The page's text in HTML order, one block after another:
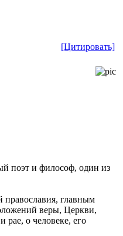
[Цитировать]
поэт и философ, один из
православия, главным
веры, Церкви,
рае, о человеке, его